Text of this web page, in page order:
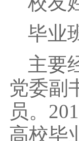
毕业
主要
党委副
员。
高校毕